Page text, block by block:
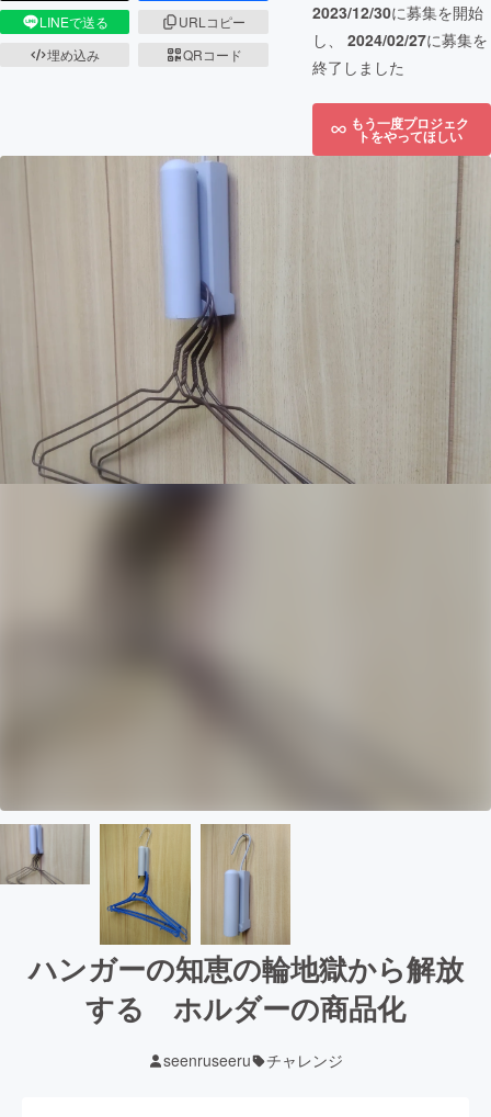
LINEで送る
URLコピー
埋め込み
QRコード
2023/12/30に募集を開始
し、 2024/02/27に募集を
終了しました
もう一度プロジェク
トをやってほしい
ハンガーの知恵の輪地獄から解放
する ホルダーの商品化
seenruseeru チャレンジ